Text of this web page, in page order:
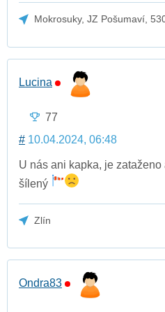
Mokrosuky, JZ Pošumaví,
Lucina
77
# 10.04.2024, 06:48
U nás ani kapka, je
šílený
Zlín
Ondra83